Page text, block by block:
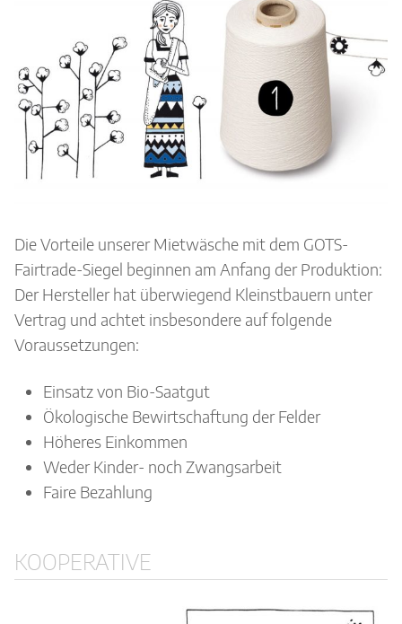
Die Vorteile unserer Mietwäsche mit dem GOTS-
Fairtrade-Siegel beginnen am Anfang der Produktion:
Der Hersteller hat überwiegend Kleinstbauern unter
Vertrag und achtet insbesondere auf folgende
Voraussetzungen:
Einsatz von Bio-Saatgut
Ökologische Bewirtschaftung der Felder
Höheres Einkommen
Weder Kinder- noch Zwangsarbeit
Faire Bezahlung
KOOPERATIVE